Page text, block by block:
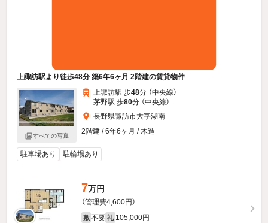
上諏訪駅より徒歩48分 築6年6ヶ月 2階建の賃貸物件
すべての写真
上諏訪駅 歩48分 （中央線）
茅野駅 歩80分 （中央線）
長野県諏訪市大字湖南
2階建 / 6年6ヶ月 / 木造
駐車場あり 駐輪場あり
7万円
（管理費4,600円）
敷 不要 礼 105,000円